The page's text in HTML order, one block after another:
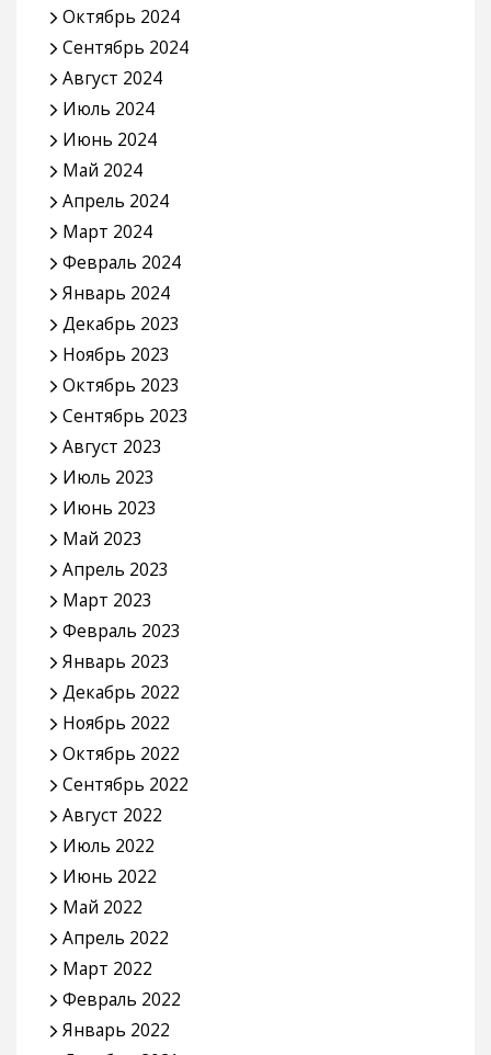
Октябрь 2024
Сентябрь 2024
Август 2024
Июль 2024
Июнь 2024
Май 2024
Апрель 2024
Март 2024
Февраль 2024
Январь 2024
Декабрь 2023
Ноябрь 2023
Октябрь 2023
Сентябрь 2023
Август 2023
Июль 2023
Июнь 2023
Май 2023
Апрель 2023
Март 2023
Февраль 2023
Январь 2023
Декабрь 2022
Ноябрь 2022
Октябрь 2022
Сентябрь 2022
Август 2022
Июль 2022
Июнь 2022
Май 2022
Апрель 2022
Март 2022
Февраль 2022
Январь 2022